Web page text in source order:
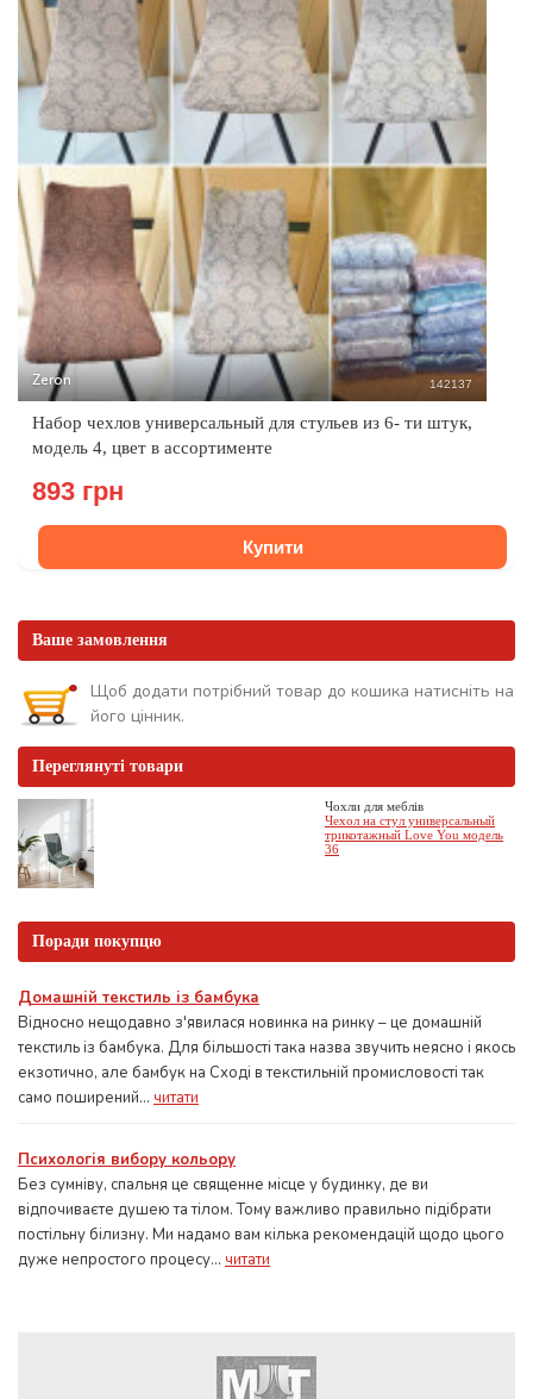
Zeron 142137
Набор чехлов универсальный для стульев из 6- ти штук,
модель 4, цвет в ассортименте
893 грн
Купити
Ваше замовлення
Щоб додати потрібний товар до кошика натисніть на
його цінник.
Переглянуті товари
Чохли для меблів
Чехол на стул универсальный
трикотажный Love You модель
36
Поради покупцю
Домашній текстиль із бамбука
Відносно нещодавно з'явилася новинка на ринку – це домашній
текстиль із бамбука. Для більшості така назва звучить неясно і якось
екзотично, але бамбук на Сході в текстильній промисловості так
само поширений... читати
Психологія вибору кольору
Без сумніву, спальня це священне місце у будинку, де ви
відпочиваєте душею та тілом. Тому важливо правильно підібрати
постільну білизну. Ми надамо вам кілька рекомендацій щодо цього
дуже непростого процесу... читати